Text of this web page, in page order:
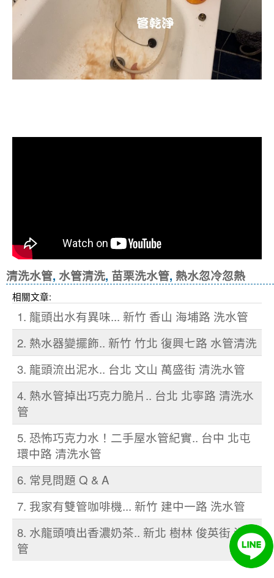
清洗水管, 水管清洗, 苗栗洗水管, 熱水忽冷忽熱
相關文章:
1. 龍頭出水有異味... 新竹 香山 海埔路 洗水管
2. 熱水器變擺飾.. 新竹 竹北 復興七路 水管清洗
3. 龍頭流出泥水.. 台北 文山 萬盛街 清洗水管
4. 熱水管掉出巧克力脆片.. 台北 北寧路 清洗水
管
5. 恐怖巧克力水！二手屋水管紀實.. 台中 北屯
環中路 清洗水管
6. 常見問題 Q & A
7. 我家有雙管咖啡機... 新竹 建中一路 洗水管
8. 水龍頭噴出香濃奶茶.. 新北 樹林 俊英街 洗水
管